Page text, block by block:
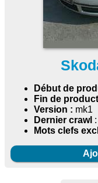
Début de
Fin de
Version : mk1
Dernier crawl
Mots clefs